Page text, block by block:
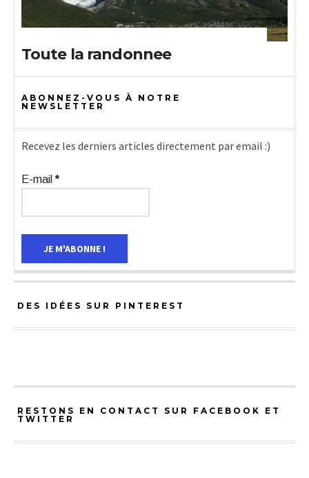
Toute la randonnee
ABONNEZ-VOUS À NOTRE
NEWSLETTER
Recevez les derniers articles directement par email :)
E-mail*
DES IDÉES SUR PINTEREST
RESTONS EN CONTACT SUR FACEBOOK ET
TWITTER